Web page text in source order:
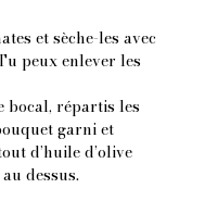
et sèche-les avec
peux enlever les
bocal, répartis les
garni et
d’huile d’olive
dessus.